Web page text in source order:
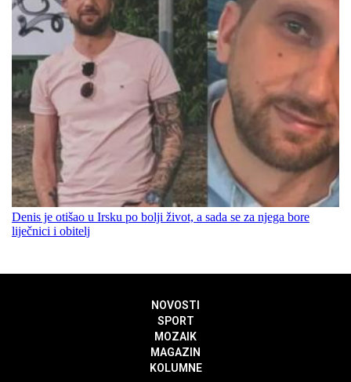
Denis je otišao u Irsku po bolji život, a sada se za njega bore
liječnici i obitelj
NOVOSTI
SPORT
MOZAIK
MAGAZIN
KOLUMNE